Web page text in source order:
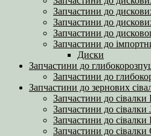
Запчастини до
Запчастини до
Запчастини до
Запчастини до
Диски
Запчастини до
Запчастини до
Запчастини до зернових
Запчастини до сівалки
Запчастини до сівалки
Запчастини до сівалки
Запчастини до сівалки